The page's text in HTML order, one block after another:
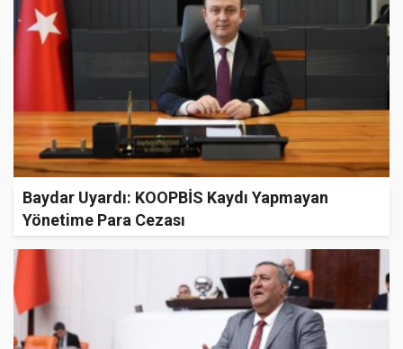
Baydar Uyardı: KOOPBİS Kaydı Yapmayan
Yönetime Para Cezası